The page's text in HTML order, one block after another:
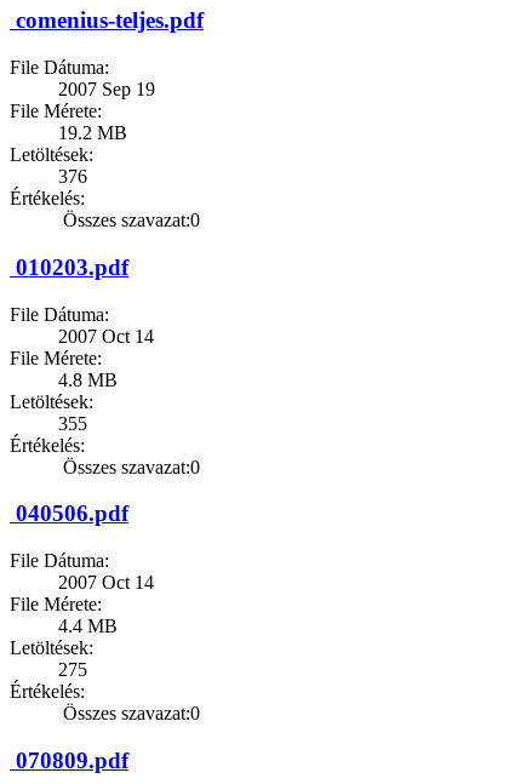
comenius-teljes.pdf
File Dátuma:
2007 Sep 19
File Mérete:
19.2 MB
Letöltések:
376
Értékelés:
Összes szavazat:0
010203.pdf
File Dátuma:
2007 Oct 14
File Mérete:
4.8 MB
Letöltések:
355
Értékelés:
Összes szavazat:0
040506.pdf
File Dátuma:
2007 Oct 14
File Mérete:
4.4 MB
Letöltések:
275
Értékelés:
Összes szavazat:0
070809.pdf